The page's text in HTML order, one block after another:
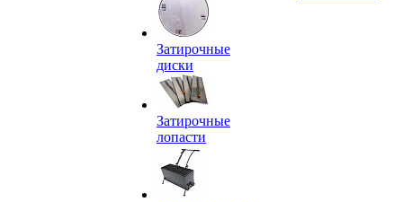
Затирочные
диски
Затирочные
лопасти